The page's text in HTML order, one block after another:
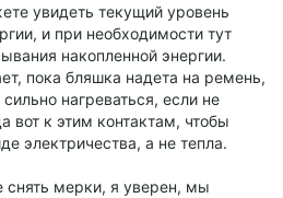
увидеть текущий уровень
и при необходимости тут
накопленной энергии.
пока бляшка надета на ремень,
нагреваться, если не
вот к этим контактам, чтобы
электричества, а не тепла.
мерки, я уверен, мы